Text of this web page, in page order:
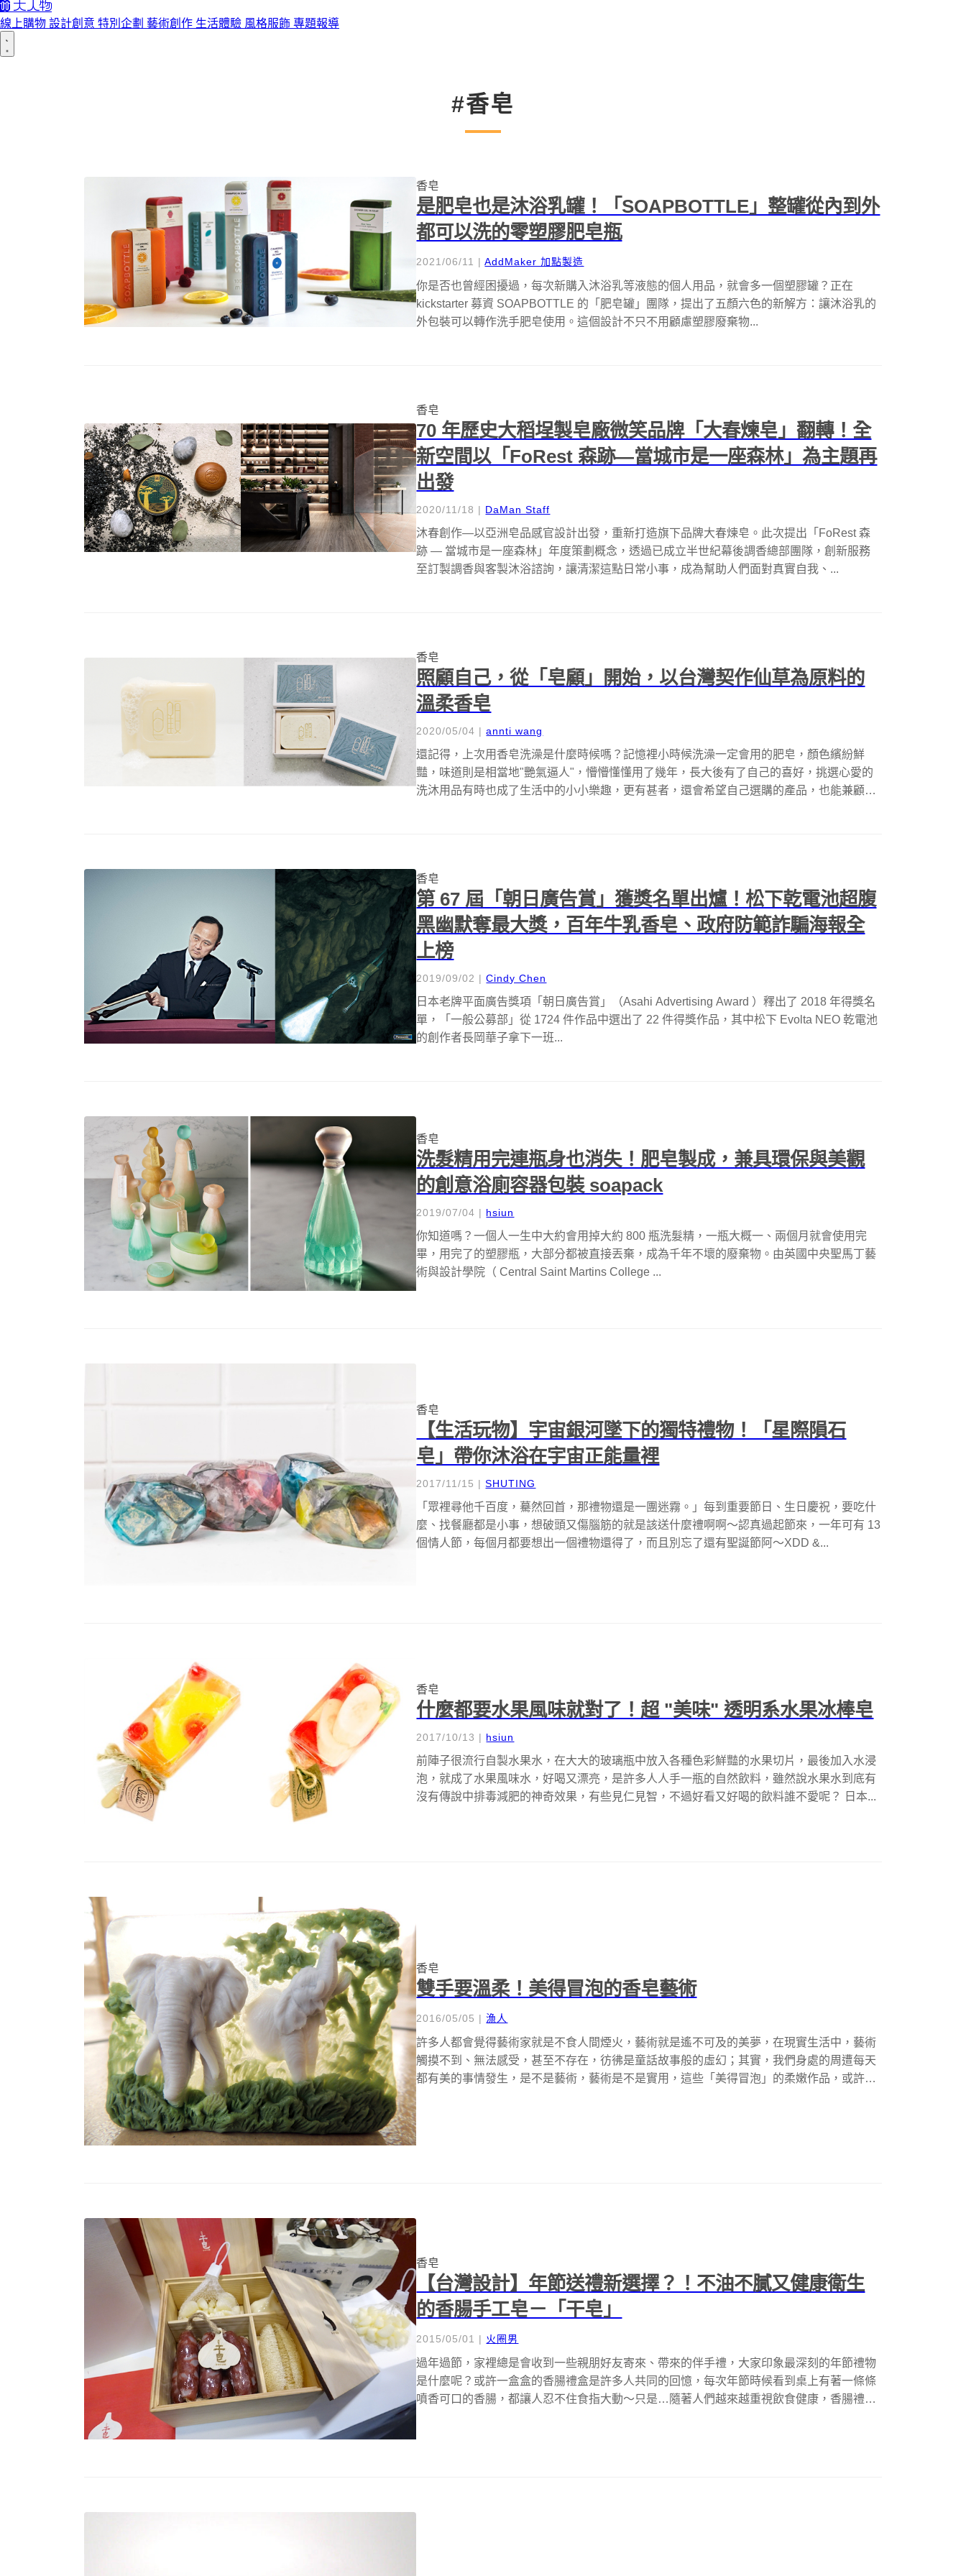
線上購物 設計創意 特別企劃 藝術創作 生活體驗 風格服飾 專題報導
#香皂
香皂
是肥皂也是沐浴乳罐！「SOAPBOTTLE」整罐從內到外
都可以洗的零塑膠肥皂瓶
2021/06/11 |AddMaker 加點製造
你是否也曾經困擾過，每次新購入沐浴乳等液態的個人用品，就會多一個塑膠罐？正在
kickstarter 募資 SOAPBOTTLE 的「肥皂罐」團隊，提出了五顏六色的新解方：讓沐浴乳的
外包裝可以轉作洗手肥皂使用。這個設計不只不用顧慮塑膠廢棄物...
香皂
70 年歷史大稻埕製皂廠微笑品牌「大春煉皂」翻轉！全
新空間以「FoRest 森跡—當城市是一座森林」為主題再
出發
2020/11/18 | DaMan Staff
沐春創作—以亞洲皂品感官設計出發，重新打造旗下品牌大春煉皂。此次提出「FoRest 森
跡 — 當城市是一座森林」年度策劃概念，透過已成立半世紀幕後調香總部團隊，創新服務
至訂製調香與客製沐浴諮詢，讓清潔這點日常小事，成為幫助人們面對真實自我、...
香皂
照顧自己，從「皂顧」開始，以台灣契作仙草為原料的
溫柔香皂
2020/05/04 |annti wang
還記得，上次用香皂洗澡是什麼時候嗎？記憶裡小時候洗澡一定會用的肥皂，顏色繽紛鮮
豔，味道則是相當地"艷氣逼人"，懵懵懂懂用了幾年，長大後有了自己的喜好，挑選心愛的
洗沐用品有時也成了生活中的小小樂趣，更有甚者，還會希望自己選購的產品，也能兼顧
香皂
第 67 屆「朝日廣告賞」獲獎名單出爐！松下乾電池超腹
黑幽默奪最大獎，百年牛乳香皂、政府防範詐騙海報全
上榜
2019/09/02 |Cindy Chen
日本老牌平面廣告獎項「朝日廣告賞」（Asahi Advertising Award ）釋出了 2018 年得獎名
單，「一般公募部」從 1724 件作品中選出了 22 件得獎作品，其中松下 Evolta NEO 乾電池
的創作者長岡華子拿下一班...
香皂
洗髮精用完連瓶身也消失！肥皂製成，兼具環保與美觀
的創意浴廁容器包裝 soapack
2019/07/04 | hsiun
你知道嗎？一個人一生中大約會用掉大約 800 瓶洗髮精，一瓶大概一、兩個月就會使用完
畢，用完了的塑膠瓶，大部分都被直接丟棄，成為千年不壞的廢棄物。由英國中央聖馬丁藝
術與設計學院（ Central Saint Martins College ...
香皂
【生活玩物】宇宙銀河墜下的獨特禮物！「星際隕石
皂」帶你沐浴在宇宙正能量裡
2017/11/15 |SHUTING
「眾裡尋他千百度，驀然回首，那禮物還是一團迷霧。」每到重要節日、生日慶祝，要吃什
麼、找餐廳都是小事，想破頭又傷腦筋的就是該送什麼禮啊啊～認真過起節來，一年可有 13
個情人節，每個月都要想出一個禮物還得了，而且別忘了還有聖誕節阿～XDD &...
香皂
什麼都要水果風味就對了！超 "美味" 透明系水果冰棒皂
2017/10/13 | hsiun
前陣子很流行自製水果水，在大大的玻璃瓶中放入各種色彩鮮豔的水果切片，最後加入水浸
泡，就成了水果風味水，好喝又漂亮，是許多人人手一瓶的自然飲料，雖然說水果水到底有
沒有傳說中排毒減肥的神奇效果，有些見仁見智，不過好看又好喝的飲料誰不愛呢？ 日本...
香皂
雙手要溫柔！美得冒泡的香皂藝術
2016/05/05 |漁人
許多人都會覺得藝術家就是不食人間煙火，藝術就是遙不可及的美夢，在現實生活中，藝術
觸摸不到、無法感受，甚至不存在，彷彿是童話故事般的虛幻；其實，我們身處的周遭每天
都有美的事情發生，是不是藝術，藝術是不是實用，這些「美得冒泡」的柔嫩作品，或許
香皂
【台灣設計】年節送禮新選擇？！不油不膩又健康衛生
的香腸手工皂－「干皂」
2015/05/01 | 火圈男
過年過節，家裡總是會收到一些親朋好友寄來、帶來的伴手禮，大家印象最深刻的年節禮物
是什麼呢？或許一盒盒的香腸禮盒是許多人共同的回憶，每次年節時候看到桌上有著一條條
噴香可口的香腸，都讓人忍不住食指大動～只是…隨著人們越來越重視飲食健康，香腸禮